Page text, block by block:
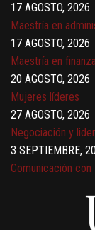
17 AGOSTO, 2026
Maestría en
17 AGOSTO, 2026
Maestría en
20 AGOSTO, 2026
Mujeres líderes
27 AGOSTO, 2026
Negociación y
3 SEPTIEMBRE,
Comunicación con
Gobernanza de
13 AGOSTO, 2026